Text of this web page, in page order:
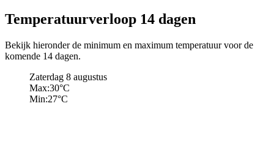
Temperatuurverloop 14 dagen
Bekijk hieronder de minimum en maximum temperatuur voor de
komende 14 dagen.
Zaterdag 8 augustus
Max:30°C
Min:27°C